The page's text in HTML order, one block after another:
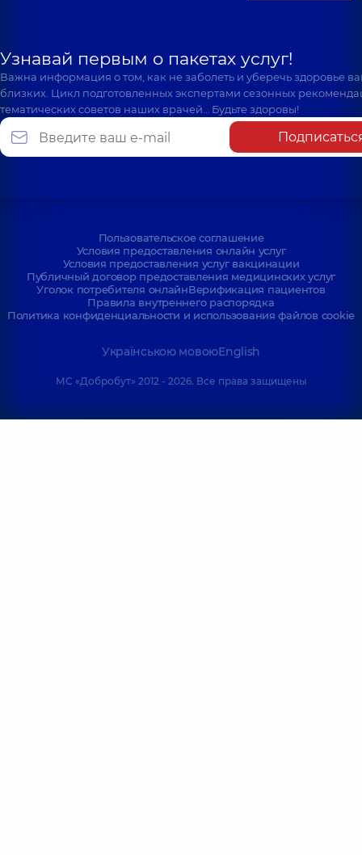
Узнавай первым о пакетах услуг!
Важна информация о том, как не заболеть и уберечь здоровье
близких. Цикл подготовленных экспертами сезонных
тематических советов наших врачей… Будьте здоровы!
Пользовательское соглашение
Условия предоставления онлайн услуг
Условия предоставления услуг вакцинации
Публичный договор предоставления медицинских услуг
Уголок потребителя онлайнВерификация пациентов
Правила внутреннего распорядка
Политика конфиденциальности и использования файлов cookie
Українською мовоюEnglish
МС «Добробут» 2012 - 2026. Все права защищены